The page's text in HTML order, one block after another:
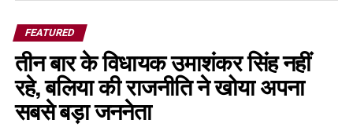
FEATURED
तीन बार के विधायक उमाशंकर सिंह नहीं
रहे, बलिया की राजनीति ने खोया अपना
सबसे बड़ा जननेता